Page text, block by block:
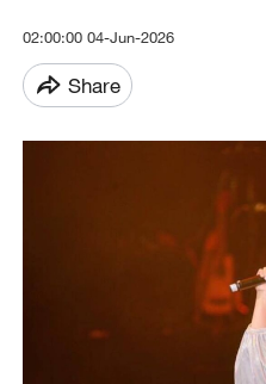
02:00:00 04-Jun-2026
Share